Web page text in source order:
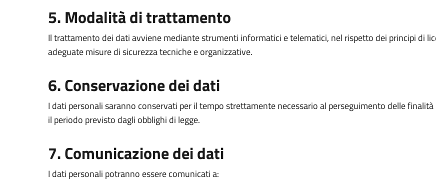
5. Modalità di trattamento
Il trattamento dei dati avviene mediante strumenti informatici e telematici, nel rispetto dei principi di
adeguate misure di sicurezza tecniche e organizzative.
6. Conservazione dei dati
I dati personali saranno conservati per il tempo strettamente necessario al perseguimento delle
il periodo previsto dagli obblighi di legge.
7. Comunicazione dei dati
I dati personali potranno essere comunicati a: